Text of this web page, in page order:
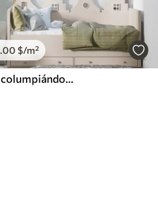
.00 $/m²
Simpáticos animales columpiándose en una hamaca en el bosque